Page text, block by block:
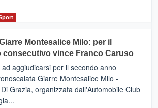
Montesalice Milo: per il
consecutivo vince Franco Caruso
aggiudicarsi per il secondo anno
Giarre Montesalice Milo -
Grazia, organizzata dall'Automobile Club